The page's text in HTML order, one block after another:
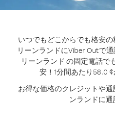
いつでもどこからでも格安
リーンランドにViber Outで
リーンランド の固定電話で
安！1分間あたり58.0 ¢
お得な価格のクレジットや
ンランドに通